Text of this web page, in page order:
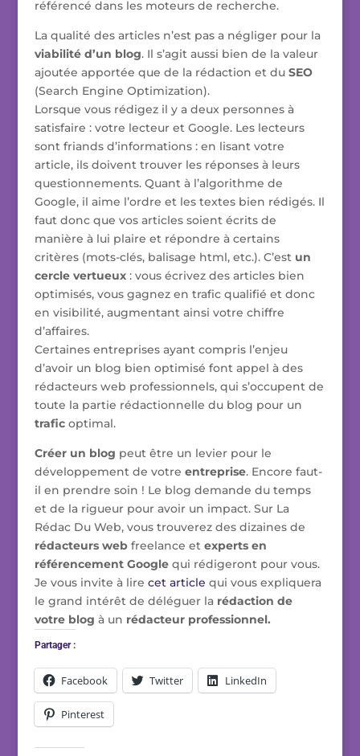
référencé dans les moteurs de recherche.
La qualité des articles n’est pas a négliger pour la
viabilité d’un blog. Il s’agit aussi bien de la valeur
ajoutée apportée que de la rédaction et du SEO
(Search Engine Optimization).
Lorsque vous rédigez il y a deux personnes à
satisfaire : votre lecteur et Google. Les lecteurs
sont friands d’informations : en lisant votre
article, ils doivent trouver les réponses à leurs
questionnements. Quant à l’algorithme de
Google, il aime l’ordre et les textes bien rédigés. Il
faut donc que vos articles soient écrits de
manière à lui plaire et répondre à certains
critères (mots-clés, balisage html, etc.). C’est un
cercle vertueux: vous écrivez des articles bien
optimisés, vous gagnez en trafic qualifié et donc
en visibilité, augmentant ainsi votre chiffre
d’affaires.
Certaines entreprises ayant compris l’enjeu
d’avoir un blog bien optimisé font appel à des
rédacteurs web professionnels, qui s’occupent de
toute la partie rédactionnelle du blog pour un
traficoptimal.
Créer un blog peut être un levier pour le
développement de votre entreprise. Encore faut-
il en prendre soin ! Le blog demande du temps
et de la rigueur pour avoir un impact. Sur La
Rédac Du Web, vous trouverez des dizaines de
rédacteurs webfreelance et experts en
référencement Googlequi rédigeront pour vous.
Je vous invite à lire cet article qui vous expliquera
le grand intérêt de déléguer la rédaction de
votre blog à un rédacteur professionnel.
Partager :
Facebook Twitter LinkedIn
Pinterest